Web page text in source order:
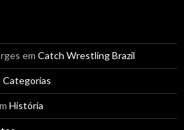
em Catch Wrestling Brazil
Categorias
História